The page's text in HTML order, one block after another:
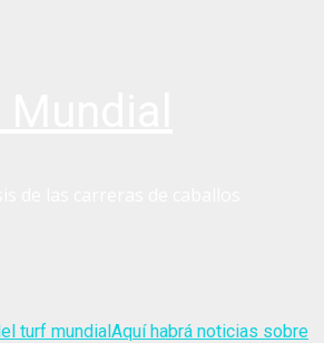
turf mundialAquí habrá noticias sobre